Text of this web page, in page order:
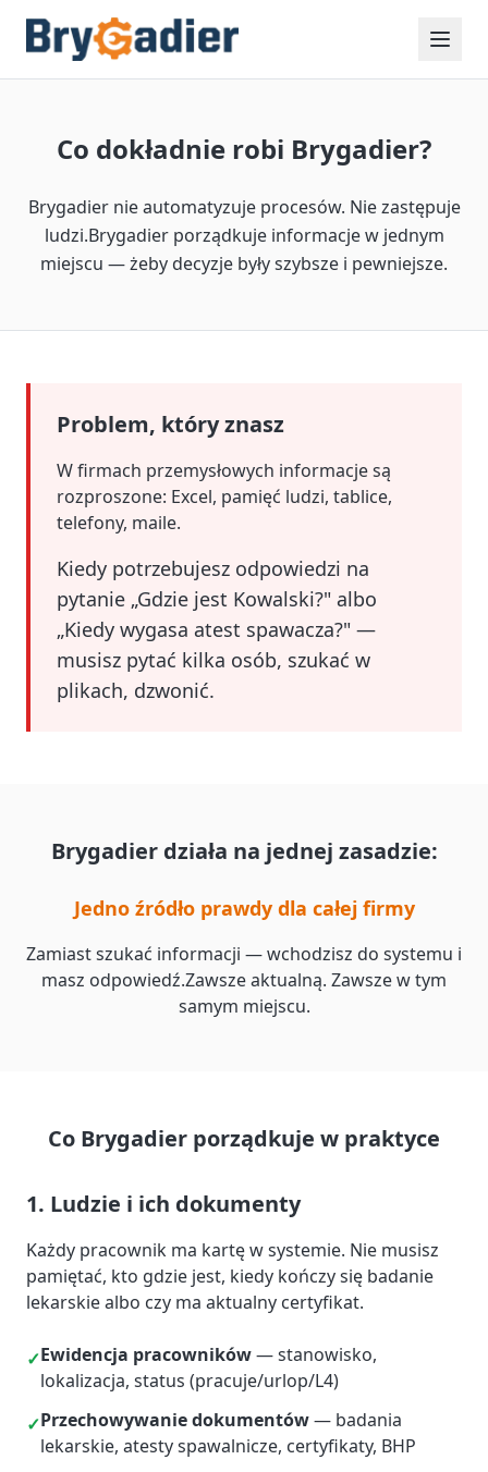
Co dokładnie robi Brygadier?
Brygadier nie automatyzuje procesów. Nie zastępuje
ludzi.Brygadier porządkuje informacje w jednym
miejscu — żeby decyzje były szybsze i pewniejsze.
Problem, który znasz
W firmach przemysłowych informacje są
rozproszone: Excel, pamięć ludzi, tablice,
telefony, maile.
Kiedy potrzebujesz odpowiedzi na
pytanie „Gdzie jest Kowalski?" albo
„Kiedy wygasa atest spawacza?" —
musisz pytać kilka osób, szukać w
plikach, dzwonić.
Brygadier działa na jednej zasadzie:
Jedno źródło prawdy dla całej firmy
Zamiast szukać informacji — wchodzisz do systemu i
masz odpowiedź.Zawsze aktualną. Zawsze w tym
samym miejscu.
Co Brygadier porządkuje w praktyce
1. Ludzie i ich dokumenty
Każdy pracownik ma kartę w systemie. Nie musisz
pamiętać, kto gdzie jest, kiedy kończy się badanie
lekarskie albo czy ma aktualny certyfikat.
✓Ewidencja pracowników— stanowisko,
lokalizacja, status (pracuje/urlop/L4)
✓Przechowywanie dokumentów— badania
lekarskie, atesty spawalnicze, certyfikaty, BHP